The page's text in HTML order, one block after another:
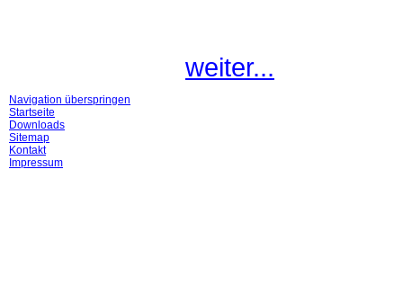
weiter...
Navigation überspringen
Startseite
Downloads
Sitemap
Kontakt
Impressum